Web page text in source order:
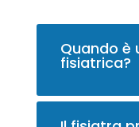
Quando è
fisiatrica?